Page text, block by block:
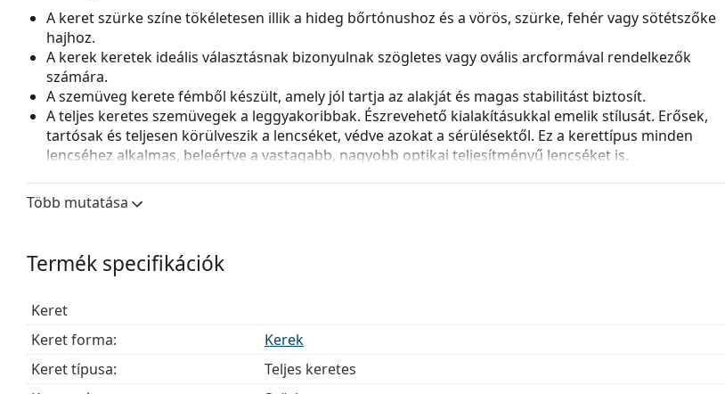
A keret szürke színe tökéletesen illik a hideg bőrtónushoz és a vörös, szürke, fehér vagy sötétszőke
hajhoz.
A kerek keretek ideális választásnak bizonyulnak szögletes vagy ovális arcformával rendelkezők
számára.
A szemüveg kerete fémből készült, amely jól tartja az alakját és magas stabilitást biztosít.
A teljes keretes szemüvegek a leggyakoribbak. Észrevehető kialakításukkal emelik stílusát. Erősek,
tartósak és teljesen körülveszik a lencséket, védve azokat a sérülésektől. Ez a kerettípus minden
lencséhez alkalmas, beleértve a vastagabb, nagyobb optikai teljesítményű lencséket is.
a nagyobb kényelem érdekében. Az orrpárnák beállítását mindig tapasztalt optikusnak kell elvégeznie
a sérülések vagy törések elkerülése érdekében.
A szemüveget eredeti tokjában szállítjuk. A tok színe és kialakítása eltérő lehet.
szövetzsák is tartozhat.
Fedezze fel a teljes
kínálatot, hogy további stílusokat találjon, vagy nézze meg
útmutatónkat, ha segítségre van szüksége a választáshoz.
Több mutatása
Termék specifikációk
Keret
Keret forma:
Kerek
Keret típusa:
Teljes keretes